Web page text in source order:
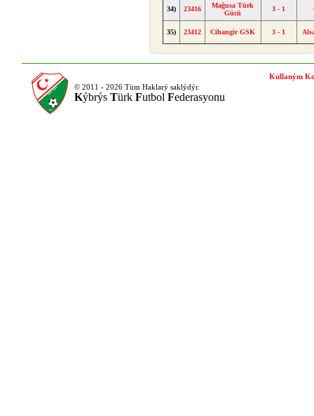
34) 23416
Mağusa Türk
Gücü
3 - 1
35) 23412 Cihangir GSK 3 - 1
© 2011 - 2026 Tüm Haklarý saklýdýr.
Kýbrýs Türk Futbol Federasyonu
Kullaným